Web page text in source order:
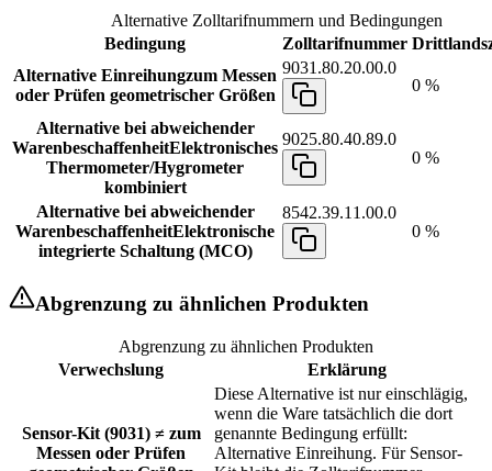
Alternative Zolltarifnummern und Bedingungen
Bedingung
Zolltarifnummer
Alternative Einreihungzum Messen
oder Prüfen geometrischer Größen
9031.80.20.00.0
0 %
Alternative bei abweichender
WarenbeschaffenheitElektronisches
Thermometer/Hygrometer
kombiniert
9025.80.40.89.0
0 %
Alternative bei abweichender
WarenbeschaffenheitElektronische
integrierte Schaltung (MCO)
8542.39.11.00.0
0 %
Abgrenzung zu ähnlichen Produkten
Abgrenzung zu ähnlichen Produkten
Verwechslung
Erklärung
Sensor-Kit (9031) ≠ zum
Messen oder Prüfen
Diese Alternative ist nur einschlägig,
wenn die Ware tatsächlich die dort
genannte Bedingung erfüllt:
Alternative Einreihung. Für Sensor-